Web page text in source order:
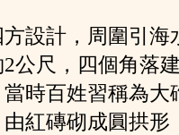
設計，周圍引海
公尺，四個角落
時百姓習稱為大
紅磚砌成圓拱形